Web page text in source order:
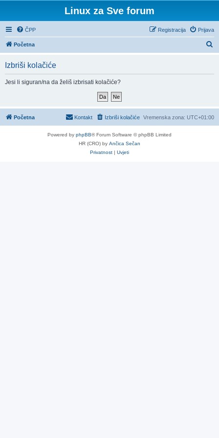
Linux za Sve forum
ČPP Prijava
Registracija
Početna
n
Izbriši kolačiće
Jesi li siguran/na da želiš izbrisati kolačiće?
Početna Vremenska zona: UTC+01:00
Izbriši kolačiće
Kontakt
Powered by phpBB® Forum Software © phpBB Limited
HR (CRO) by Ančica Sečan
Privatnost | Uvjeti